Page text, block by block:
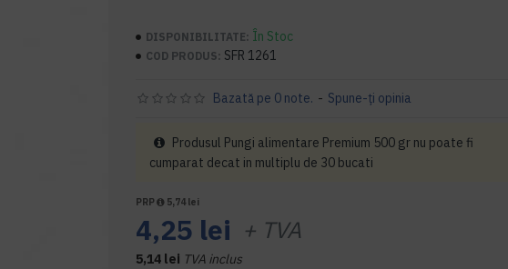
DISPONIBILITATE: În Stoc
COD PRODUS: SFR 1261
Bazată pe 0 note. - Spune-ţi opinia
PRP 5,74 lei
4,25 lei + TVA
5,14 lei TVA inclus
Produsul Pungi alimentare Premium 500 gr nu poate fi
cumparat decat in multiplu de 30 bucati